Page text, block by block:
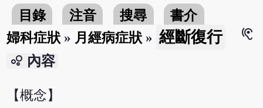
目錄 注音 搜尋
書介
婦科症狀 » 月經病症狀 » 經斷復行
hearing
bubble_chart 內容
【概念】